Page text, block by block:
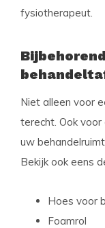
fysiotherapeut.
Niet alleen voor
terecht. Ook voor
uw
Bekijk ook eens
Hoes voor
Foamrol